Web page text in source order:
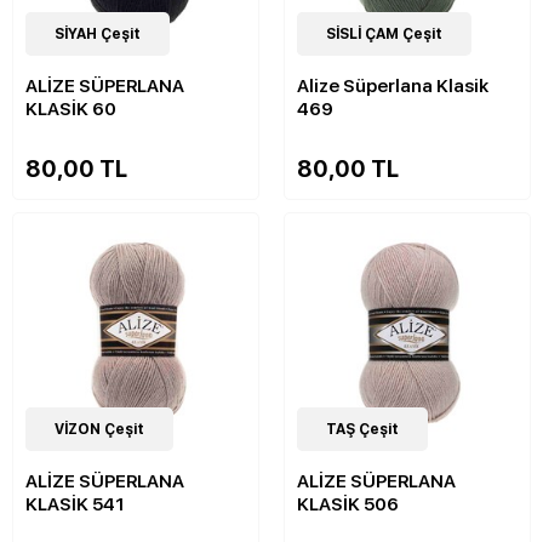
51Çeşit
SİYAH Çeşit
ALİZE SÜPERLANA
KLASİK 60
80,00 TL
51Çeşit
SİSLİ ÇAM Çeşit
Alize Süperlana Klasik
469
80,00 TL
51Çeşit
VİZON Çeşit
ALİZE SÜPERLANA
KLASİK 541
51Çeşit
TAŞ Çeşit
ALİZE SÜPERLANA
KLASİK 506